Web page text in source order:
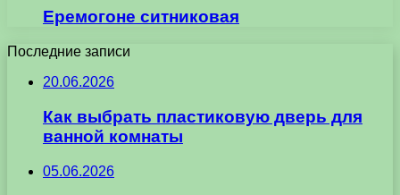
Еремогоне ситниковая
Последние записи
20.06.2026
Как выбрать пластиковую дверь для
ванной комнаты
05.06.2026